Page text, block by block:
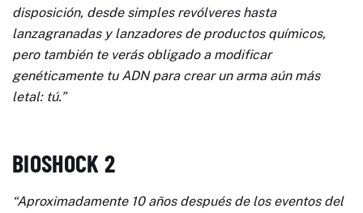
disposición, desde simples revólveres hasta
lanzagranadas y lanzadores de productos químicos,
pero también te verás obligado a modificar
genéticamente tu ADN para crear un arma aún más
letal: tú.”
BIOSHOCK 2
“Aproximadamente 10 años después de los eventos del